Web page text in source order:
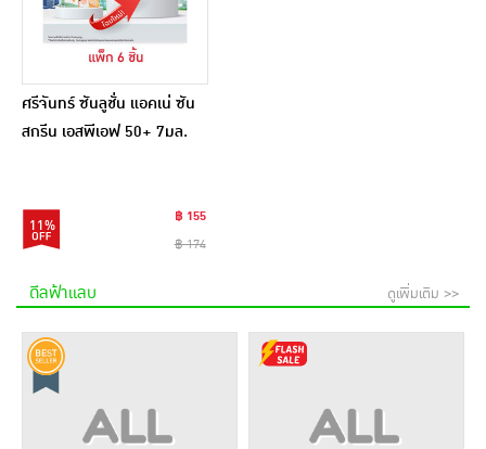
ศรีจันทร์ ซันลูชั่น แอคเน่ ซัน
สกรีน เอสพีเอฟ 50+ 7มล.
11%
฿ 155
฿ 174
ดีลฟ้าแลบ ดูเพิ่มเติม >>